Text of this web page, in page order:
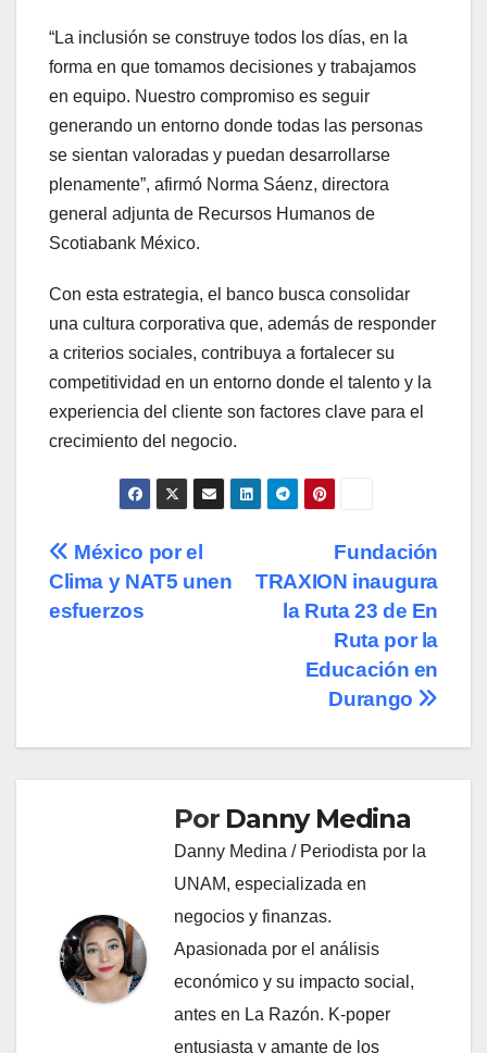
“La inclusión se construye todos los días, en la
forma en que tomamos decisiones y trabajamos
en equipo. Nuestro compromiso es seguir
generando un entorno donde todas las personas
se sientan valoradas y puedan desarrollarse
plenamente”, afirmó Norma Sáenz, directora
general adjunta de Recursos Humanos de
Scotiabank México.
Con esta estrategia, el banco busca consolidar
una cultura corporativa que, además de responder
a criterios sociales, contribuya a fortalecer su
competitividad en un entorno donde el talento y la
experiencia del cliente son factores clave para el
crecimiento del negocio.
Navegación
de
Fundación
TRAXION inaugura
la Ruta 23 de En
Ruta por la
Educación en
Durango
México por el
Clima y NAT5 unen
esfuerzos
Por Danny Medina
Danny Medina / Periodista por la
UNAM, especializada en
negocios y finanzas.
Apasionada por el análisis
económico y su impacto social,
antes en La Razón. K-poper
entusiasta y amante de los